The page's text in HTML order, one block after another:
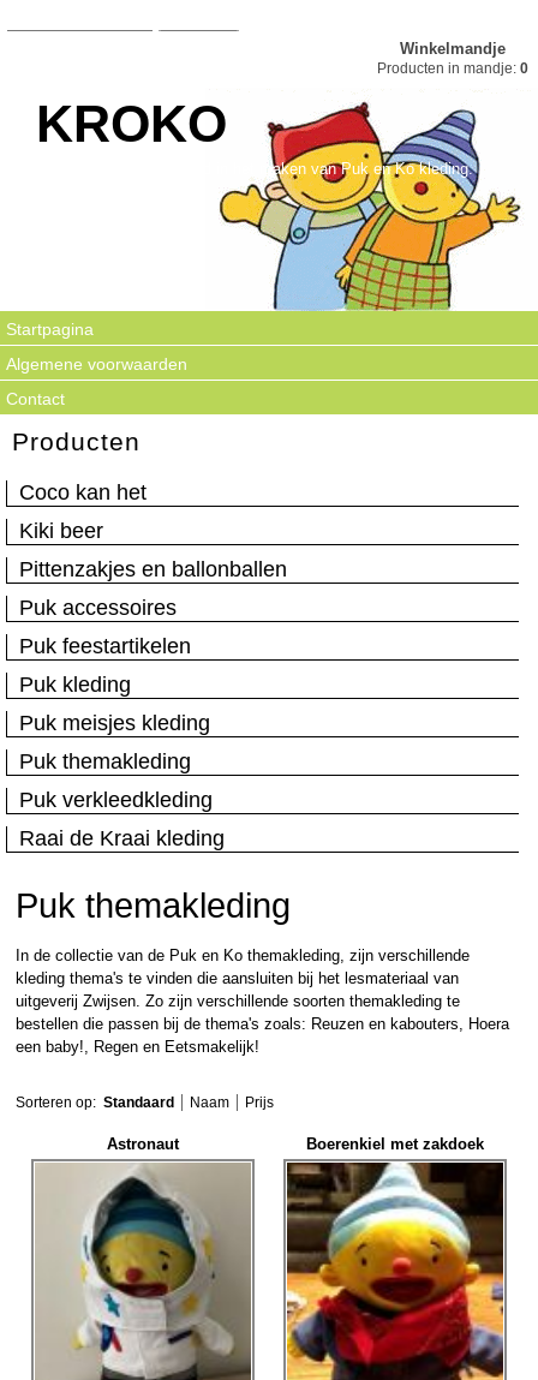
Winkelmandje
Producten in mandje: 0
KROKO
Kroko is gespecialiseerd in het maken van Puk en Ko kleding.
Startpagina
Algemene voorwaarden
Contact
Producten
Coco kan het
Kiki beer
Pittenzakjes en ballonballen
Puk accessoires
Puk feestartikelen
Puk kleding
Puk meisjes kleding
Puk themakleding
Puk verkleedkleding
Raai de Kraai kleding
Puk themakleding
In de collectie van de Puk en Ko themakleding, zijn verschillende
kleding thema's te vinden die aansluiten bij het lesmateriaal van
uitgeverij Zwijsen. Zo zijn verschillende soorten themakleding te
bestellen die passen bij de thema's zoals: Reuzen en kabouters, Hoera
een baby!, Regen en Eetsmakelijk!
Sorteren op: Standaard Naam Prijs
Astronaut Boerenkiel met zakdoek